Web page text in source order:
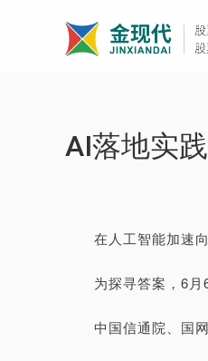
AI落地实
在人工智能加速
为探寻答案，6
中国信通院、国